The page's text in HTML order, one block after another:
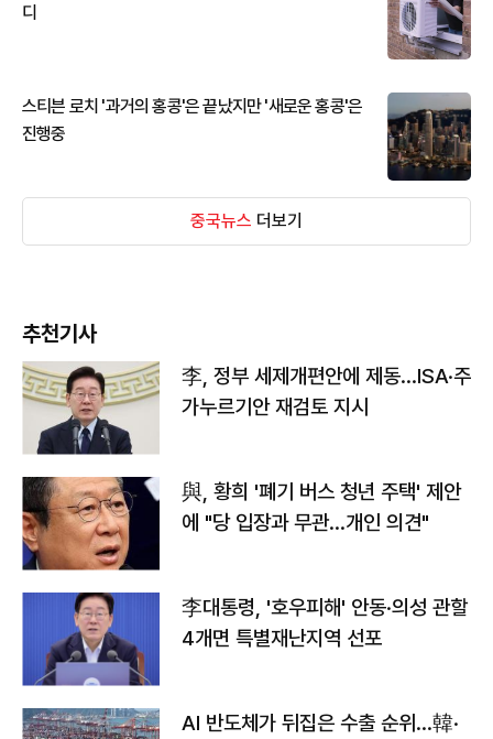
디
스티븐 로치 '과거의 홍콩'은 끝났지만 '새로운 홍콩'은
진행중
중국뉴스 더보기
추천기사
李, 정부 세제개편안에 제동…ISA·주
가누르기안 재검토 지시
與, 황희 '폐기 버스 청년 주택' 제안
에 "당 입장과 무관…개인 의견"
李대통령, '호우피해' 안동·의성 관할
4개면 특별재난지역 선포
AI 반도체가 뒤집은 수출 순위…韓·